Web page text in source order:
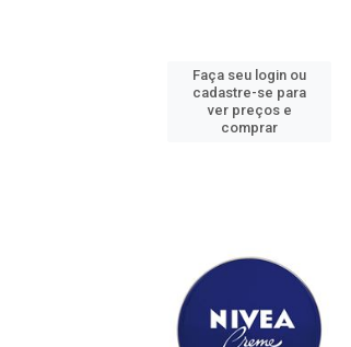
Faça seu login ou
cadastre-se para
ver preços e
comprar